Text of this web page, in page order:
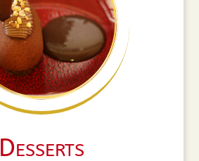
Desserts